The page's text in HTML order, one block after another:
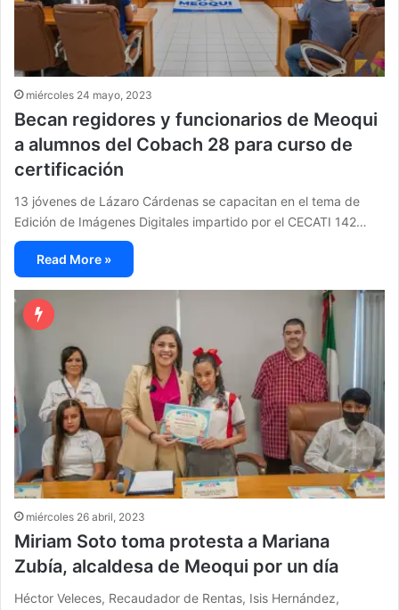
miércoles 24 mayo, 2023
Becan regidores y funcionarios de Meoqui
a alumnos del Cobach 28 para curso de
certificación
13 jóvenes de Lázaro Cárdenas se capacitan en el tema de
Edición de Imágenes Digitales impartido por el CECATI 142…
Read More »
miércoles 26 abril, 2023
Miriam Soto toma protesta a Mariana
Zubía, alcaldesa de Meoqui por un día
Héctor Veleces, Recaudador de Rentas, Isis Hernández,